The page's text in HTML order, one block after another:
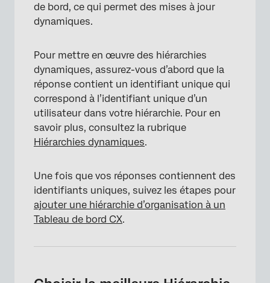
de bord, ce qui permet des mises à jour
dynamiques.
Pour mettre en œuvre des hiérarchies
dynamiques, assurez-vous d’abord que la
réponse contient un identifiant unique qui
correspond à l’identifiant unique d’un
utilisateur dans votre hiérarchie. Pour en
savoir plus, consultez la rubrique
Hiérarchies dynamiques.
Une fois que vos réponses contiennent des
identifiants uniques, suivez les étapes pour
ajouter une hiérarchie d’organisation à un
Tableau de bord CX.